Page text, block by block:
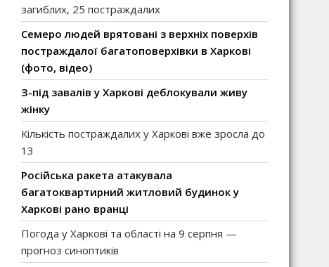
загиблих, 25 постраждалих
Семеро людей врятовані з верхніх поверхів
постраждалої багатоповерхівки в Харкові
(фото, відео)
З-під завалів у Харкові деблокували живу
жінку
Кількість постраждалих у Харкові вже зросла до
13
Російська ракета атакувала
багатоквартирний житловий будинок у
Харкові рано вранці
Погода у Харкові та області на 9 серпня —
прогноз синоптиків